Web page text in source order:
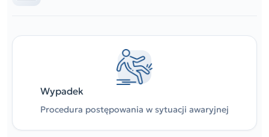
Wypadek
Procedura postępowania w sytuacji awaryjnej